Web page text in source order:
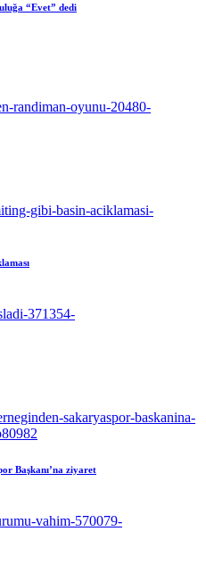
“Evet” dedi
Başkanı’na ziyaret